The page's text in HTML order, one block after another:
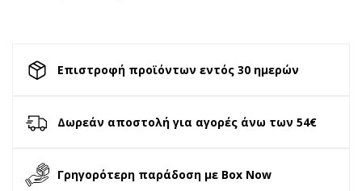
Επιστροφή προϊόντων εντός 30 ημερών
Δωρεάν αποστολή για αγορές άνω των 54€
Γρηγορότερη παράδοση με Box Now